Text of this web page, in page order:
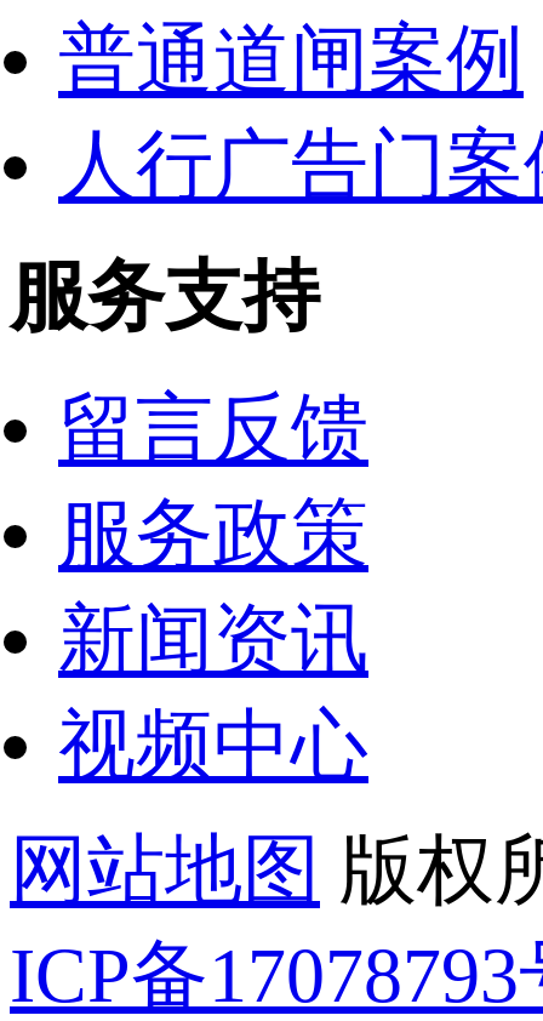
普通道闸案例
人行广告门
服务支持
留言反馈
服务政策
新闻资讯
视频中心
网站地图 版权
ICP备